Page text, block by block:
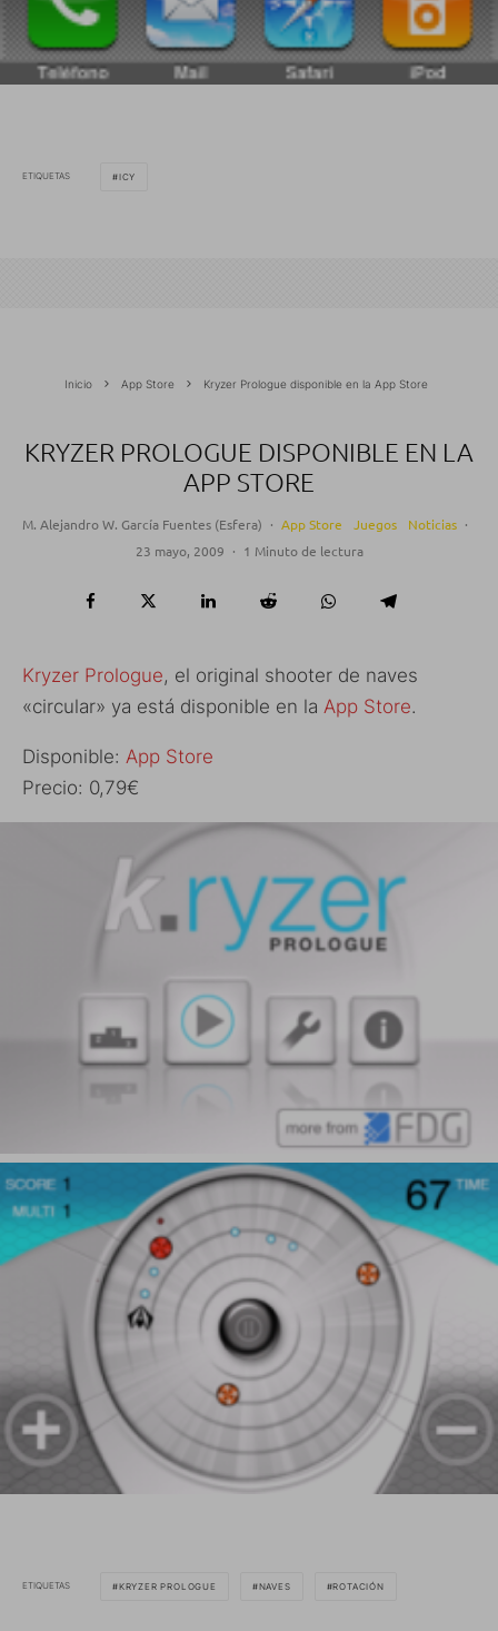
ETIQUETAS ICY
Inicio App Store Kryzer Prologue disponible en la App Store
KRYZER PROLOGUE DISPONIBLE EN LA
APP STORE
M. Alejandro W. García Fuentes (Esfera) · App Store Juegos Noticias ·
23 mayo, 2009 · 1 Minuto de lectura
Kryzer Prologue, el original shooter de naves
«circular» ya está disponible en la App Store.
Disponible: App Store
Precio: 0,79€
ETIQUETAS KRYZER PROLOGUE NAVES ROTACIÓN